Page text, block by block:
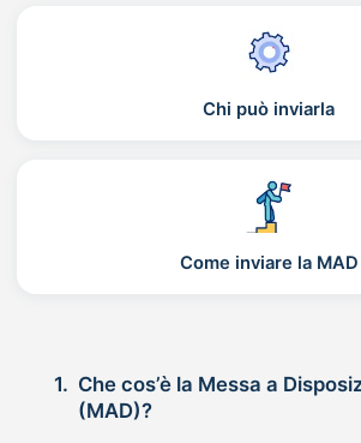
Chi può inviarla
Come inviare la MAD
1. Che cos’è la Messa a Disposizione
(MAD)?